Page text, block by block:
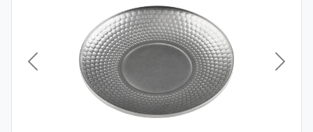
Vorheriges Bild